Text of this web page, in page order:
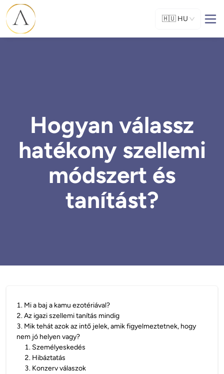
🇭🇺 HU
Hogyan válassz
hatékony szellemi
módszert és
tanítást?
1. Mi a baj a kamu ezotériával?
2.Az igazi szellemi tanítás mindig
3. Mik tehát azok az intő jelek, amik figyelmeztetnek, hogy
nem jó helyen vagy?
1. Személyeskedés
2. Hibáztatás
3. Konzerv válaszok